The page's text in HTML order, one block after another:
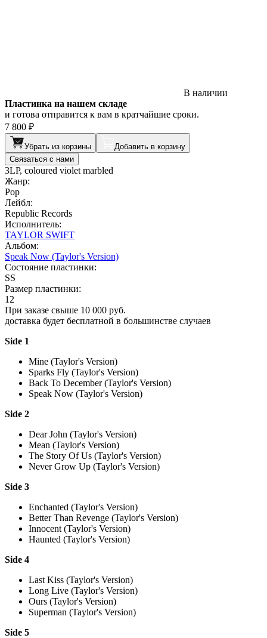
В наличии
Пластинка на нашем складе
и готова отправится к вам в кратчайшие сроки.
7 800 ₽
Убрать из корзины
Добавить в корзину
Связаться с нами
3LP, coloured violet marbled
Жанр:
Pop
Лейбл:
Republic Records
Исполнитель:
TAYLOR SWIFT
Альбом:
Speak Now (Taylor's Version)
Состояние пластинки:
SS
Размер пластинки:
12
При заказе свыше 10 000 руб.
доставка будет бесплатной в большинстве случаев
Side 1
Mine (Taylor's Version)
Sparks Fly (Taylor's Version)
Back To December (Taylor's Version)
Speak Now (Taylor's Version)
Side 2
Dear John (Taylor's Version)
Mean (Taylor's Version)
The Story Of Us (Taylor's Version)
Never Grow Up (Taylor's Version)
Side 3
Enchanted (Taylor's Version)
Better Than Revenge (Taylor's Version)
Innocent (Taylor's Version)
Haunted (Taylor's Version)
Side 4
Last Kiss (Taylor's Version)
Long Live (Taylor's Version)
Ours (Taylor's Version)
Superman (Taylor's Version)
Side 5